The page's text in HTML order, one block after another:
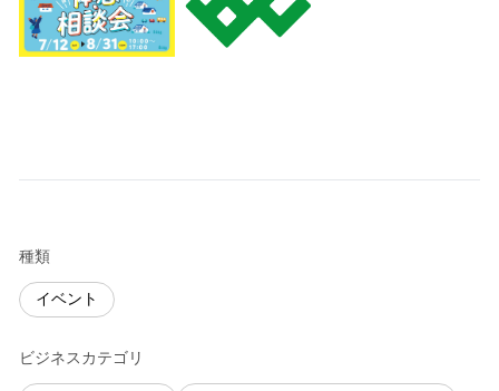
種類
イベント
ビジネスカテゴリ